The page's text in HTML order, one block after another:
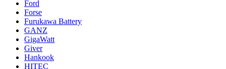
Ford
Forse
Furukawa Battery
GANZ
GigaWatt
Giver
Hankook
HITEC